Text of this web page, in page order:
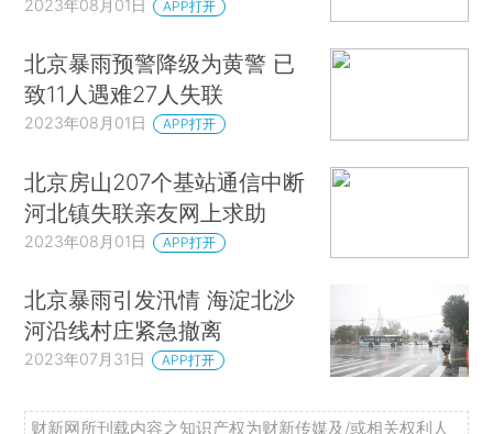
2023年08月01日 APP打开
北京暴雨预警降级为黄警 已
致11人遇难27人失联
2023年08月01日 APP打开
北京房山207个基站通信中断
河北镇失联亲友网上求助
2023年08月01日 APP打开
北京暴雨引发汛情 海淀北沙
河沿线村庄紧急撤离
2023年07月31日 APP打开
财新网所刊载内容之知识产权为财新传媒及/或相关权利人